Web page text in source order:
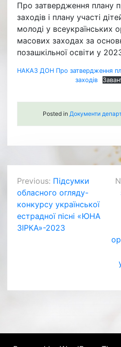
Про затвердження плану
заходів і плану участі
молоді у всеукраїнських
масових заходах за
позашкільної освіти у
НАКАЗ ДОН Про затвердження
заходiв
Posted in Документи
Навігація
записів
Previous: Підсумки
обласного огляду-
конкурсу української
естрадної пісні «ЮНА
ЗІРКА»-2023